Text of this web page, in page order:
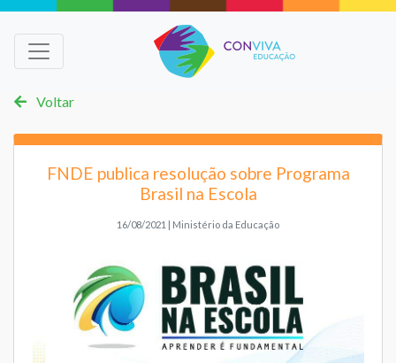
Voltar
FNDE publica resolução sobre Programa
Brasil na Escola
16/08/2021 | Ministério da Educação